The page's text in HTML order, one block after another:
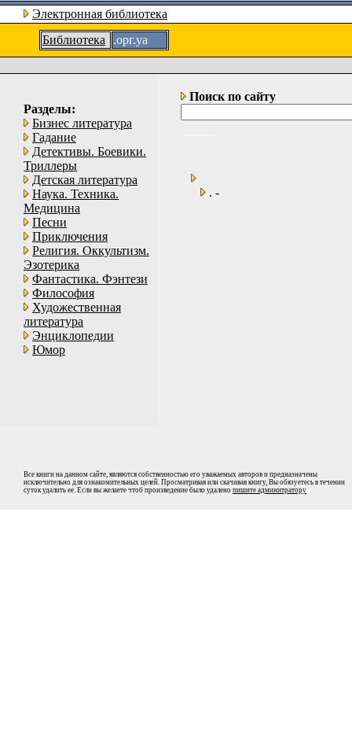
Электронная библиотека
Библиотека
.орг.уа
Разделы:
Бизнес литература
Гадание
Детективы. Боевики.
Триллеры
Детская литература
Наука. Техника.
Медицина
Песни
Приключения
Религия. Оккультизм.
Эзотерика
Фантастика. Фэнтези
Философия
Художественная
литература
Энциклопедии
Юмор
Поиск по сайту
. -
Все книги на данном сайте, являются собственностью его уважаемых авторов и предназначены
исключительно для ознакомительных целей. Просматривая или скачивая книгу, Вы обязуетесь в течении
суток удалить ее. Если вы желаете чтоб произведение было удалено пишите админитратору